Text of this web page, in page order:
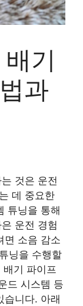
기
과
것은 운전
데 중요한
튜닝을 통해
운전 경험
면 소음 감소
닝을 수행할
기 파이프
드 시스템 등
습니다. 아래